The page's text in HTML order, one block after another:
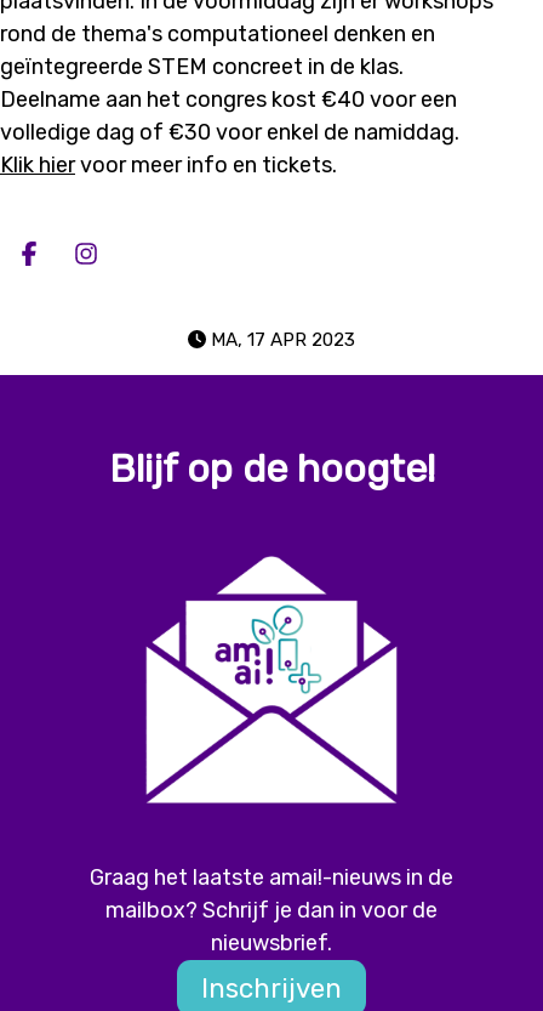
rond de thema's computationeel denken en
geïntegreerde STEM concreet in de klas.
Deelname aan het congres kost €40 voor een
volledige dag of €30 voor enkel de namiddag.
Klik hiervoor meer info en tickets.
Deel op facebook
Deel op Instagram
MA, 17 APR 2023
Blijf op de hoogte!
Graag het laatste amai!-nieuws in de
mailbox? Schrijf je dan in voor de
nieuwsbrief.
Inschrijven